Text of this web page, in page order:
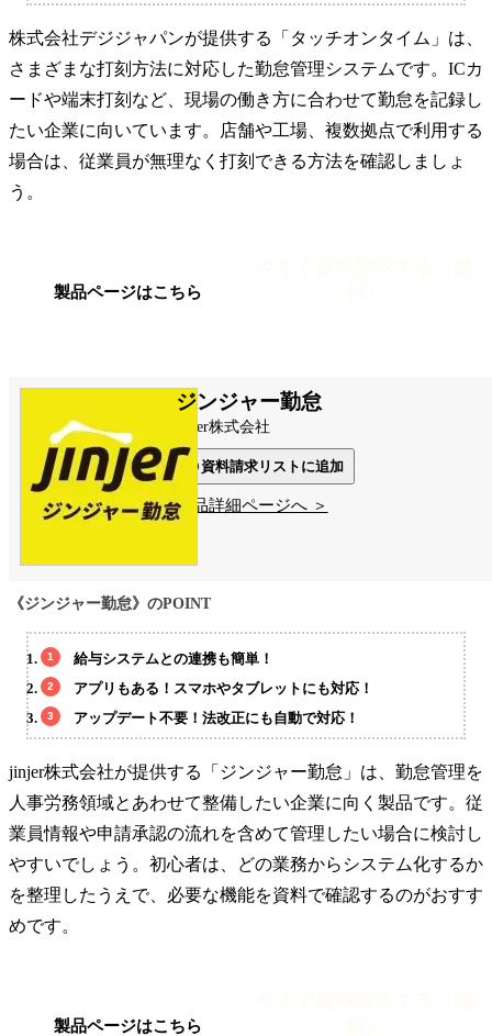
株式会社デジジャパンが提供する「タッチオンタイム」は、
さまざまな打刻方法に対応した勤怠管理システムです。ICカ
ードや端末打刻など、現場の働き方に合わせて勤怠を記録し
たい企業に向いています。店舗や工場、複数拠点で利用する
場合は、従業員が無理なく打刻できる方法を確認しましょ
う。
製品ページはこちら
ジンジャー勤怠
jinjer株式会社
資料請求リストに追加
製品詳細ページへ ＞
《ジンジャー勤怠》のPOINT
給与システムとの連携も簡単！
アプリもある！スマホやタブレットにも対応！
アップデート不要！法改正にも自動で対応！
jinjer株式会社が提供する「ジンジャー勤怠」は、勤怠管理を
人事労務領域とあわせて整備したい企業に向く製品です。従
業員情報や申請承認の流れを含めて管理したい場合に検討し
やすいでしょう。初心者は、どの業務からシステム化するか
を整理したうえで、必要な機能を資料で確認するのがおすす
めです。
製品ページはこちら